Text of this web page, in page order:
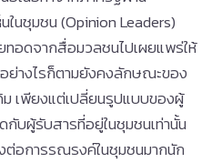
นชุมชน (Opinion Leaders)
ทอดจากสื่อมวลชนไปเผยแพร่ให้
ย่างไรก็ตามยังคงลักษณะของ
เพียงแต่เปลี่ยนรูปแบบของผู้
บผู้รับสารที่อยู่ในชุมชนเท่านั้น
อการรณรงค์ในชุมชนมากนัก